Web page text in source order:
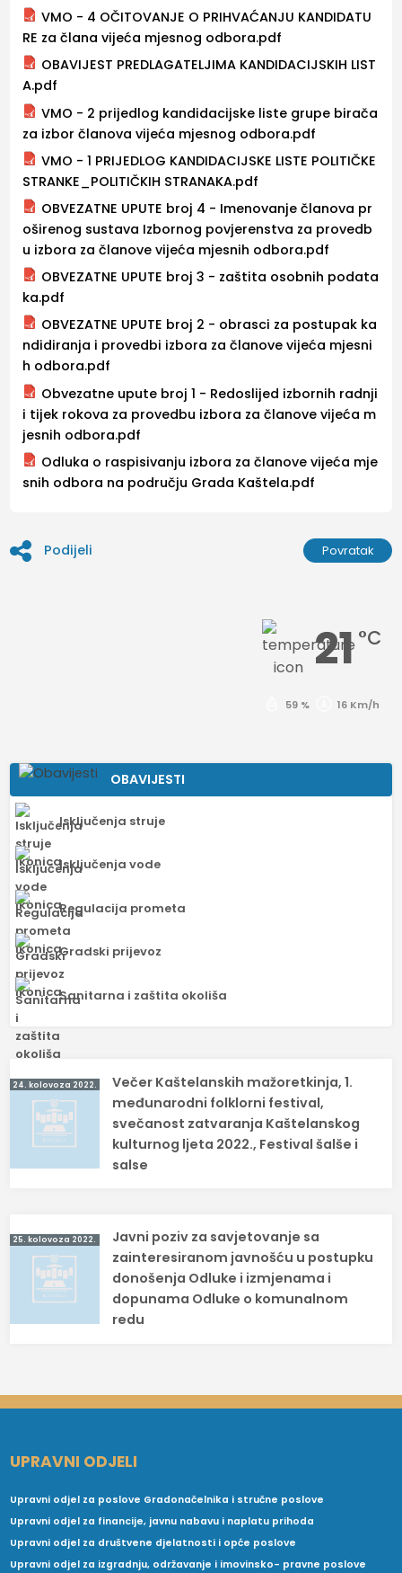
VMO - 4 OČITOVANJE O PRIHVAĆANJU KANDIDATU
RE za člana vijeća mjesnog odbora.pdf
OBAVIJEST PREDLAGATELJIMA KANDIDACIJSKIH LIST
A.pdf
VMO - 2 prijedlog kandidacijske liste grupe birača
za izbor članova vijeća mjesnog odbora.pdf
VMO - 1 PRIJEDLOG KANDIDACIJSKE LISTE POLITIČKE
STRANKE_POLITIČKIH STRANAKA.pdf
OBVEZATNE UPUTE broj 4 - Imenovanje članova pr
oširenog sustava Izbornog povjerenstva za provedb
u izbora za članove vijeća mjesnih odbora.pdf
OBVEZATNE UPUTE broj 3 - zaštita osobnih podata
ka.pdf
OBVEZATNE UPUTE broj 2 - obrasci za postupak ka
ndidiranja i provedbi izbora za članove vijeća mjesni
h odbora.pdf
Obvezatne upute broj 1 - Redoslijed izbornih radnji
i tijek rokova za provedbu izbora za članove vijeća m
jesnih odbora.pdf
Odluka o raspisivanju izbora za članove vijeća mje
snih odbora na području Grada Kaštela.pdf
Podijeli Povratak
21°C
59 % 16 Km/h
OBAVIJESTI
Isključenja struje
Isključenja vode
Regulacija prometa
Gradski prijevoz
Sanitarna i zaštita okoliša
Navigacija
objava
24. kolovoza 2022.
Večer Kaštelanskih mažoretkinja, 1.
međunarodni folklorni festival,
svečanost zatvaranja Kaštelanskog
kulturnog ljeta 2022., Festival šalše i
salse
25. kolovoza 2022.
Javni poziv za savjetovanje sa
zainteresiranom javnošću u postupku
donošenja Odluke i izmjenama i
dopunama Odluke o komunalnom
redu
UPRAVNI ODJELI
Upravni odjel za poslove Gradonačelnika i stručne poslove
Upravni odjel za financije, javnu nabavu i naplatu prihoda
Upravni odjel za društvene djelatnosti i opće poslove
Upravni odjel za izgradnju, održavanje i imovinsko- pravne poslove